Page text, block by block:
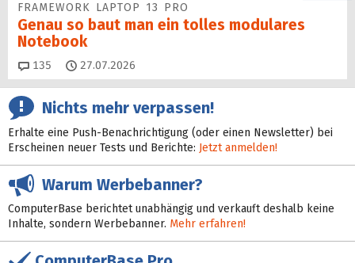
FRAMEWORK LAPTOP 13 PRO
Genau so baut man ein tolles modulares
Notebook
135 Kommentare
27.07.2026
Nichts mehr verpassen!
Erhalte eine Push-Benachrichtigung (oder einen Newsletter) bei
Erscheinen neuer Tests und Berichte: Jetzt anmelden!
Warum Werbebanner?
ComputerBase berichtet unabhängig und verkauft deshalb keine
Inhalte, sondern Werbebanner. Mehr erfahren!